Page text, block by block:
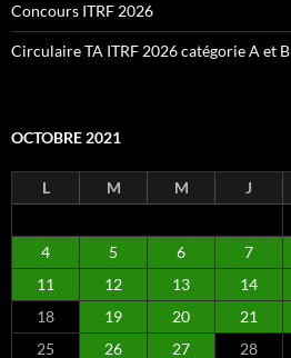
Concours ITRF 2026
Circulaire TA ITRF 2026 catégorie A et B
OCTOBRE 2021
L M M J
4
5 6 7
11
12 13 14
18
19 20 21
25
26 27 28